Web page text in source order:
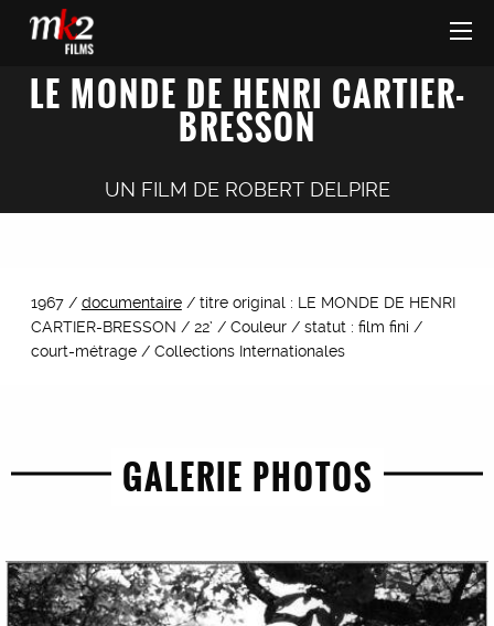
LE MONDE DE HENRI CARTIER-
BRESSON
UN FILM DE ROBERT DELPIRE
1967 / documentaire/ titre original : LE MONDE DE HENRI
CARTIER-BRESSON / 22’ / Couleur / statut : film fini /
court-métrage / Collections Internationales
GALERIE PHOTOS